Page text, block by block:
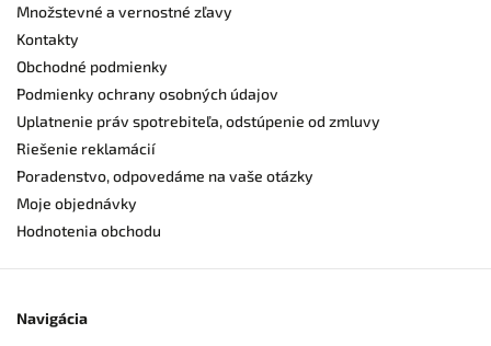
Množstevné a vernostné zľavy
Kontakty
Obchodné podmienky
Podmienky ochrany osobných údajov
Uplatnenie práv spotrebiteľa, odstúpenie od zmluvy
Riešenie reklamácií
Poradenstvo, odpovedáme na vaše otázky
Moje objednávky
Hodnotenia obchodu
Navigácia